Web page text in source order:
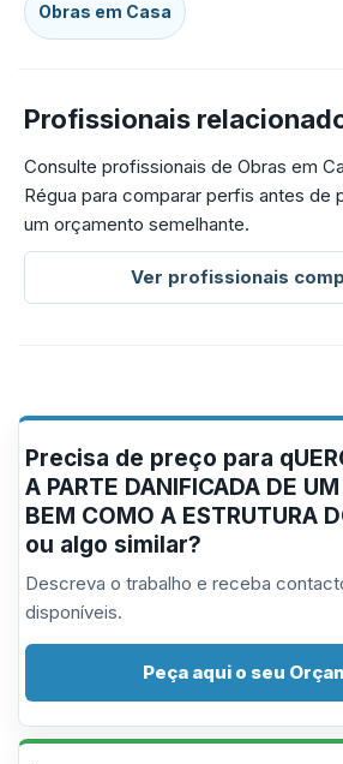
Obras em Casa
Profissionais
Consulte profissionais de Obras em
Régua para comparar perfis antes de
um orçamento semelhante.
Ver profissionais
Precisa de preço para
A PARTE DANIFICADA DE
BEM COMO A ESTRUTURA
ou algo similar?
Descreva o trabalho e receba
disponíveis.
Peça aqui o seu